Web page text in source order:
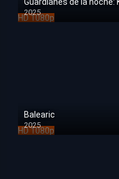
2025
HD 1080p
Balearic
2025
HD 1080p